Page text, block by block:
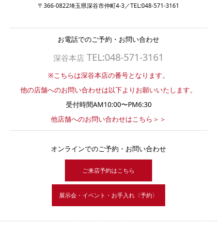
〒366-0822埼玉県深谷市仲町4-3／TEL:048-571-3161
お電話でのご予約・お問い合わせ
深谷本店 TEL:048-571-3161
※こちらは深谷本店の番号となります。
他の店舗へのお問い合わせは以下よりお願いいたします。
受付時間AM10:00〜PM6:30
他店舗へのお問い合わせはこちら＞＞
オンラインでのご予約・お問い合わせ
ご来店予約はこちら
展示会・イベント・お手入れ〈予約〉